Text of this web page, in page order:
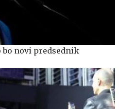
bo novi predsednik